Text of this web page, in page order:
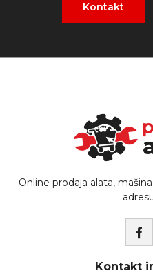
Kontakt
Online prodaja alata,
Kontakt